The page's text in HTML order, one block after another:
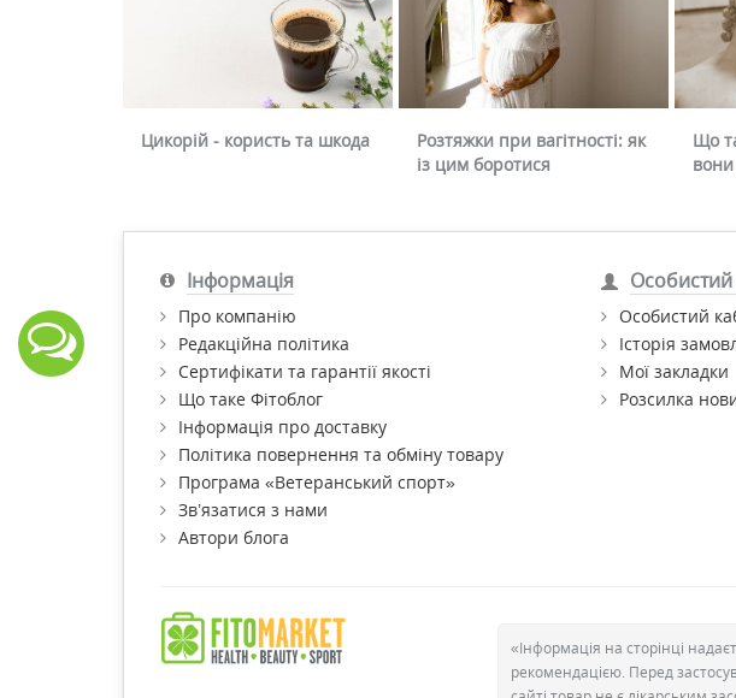
Цикорій - користь та шкода
Розтяжки при вагітності: як
із цим боротися
Що
Інформація
Про компанію
Редакційна політика
Сертифікати та гарантії якості
Що таке Фітоблог
Інформація про доставку
Політика повернення та обміну товару
Програма «Ветеранський спорт»
Зв’язатися з нами
Автори блога
Особистий
Особистий
Історія
Мої закладки
Розсилка
«Інформація на сторінці
рекомендацією. Перед